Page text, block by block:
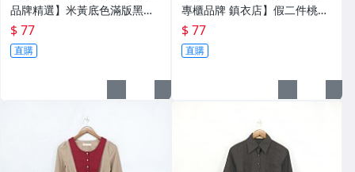
品牌精選】米黃底色滿版黑芝
麻點點交叉深V領綁帶小喇叭袖
不規則皺褶感傘擺質優雪紡長
洋裝
$ 77
直購
專櫃品牌 鎮衣店】假二件桃紅
燙鑽透膚七分袖雪紡異材質撞
色拼接彈力珠光黑腰部綠色緞
綁帶質優洋裝
$ 77
直購